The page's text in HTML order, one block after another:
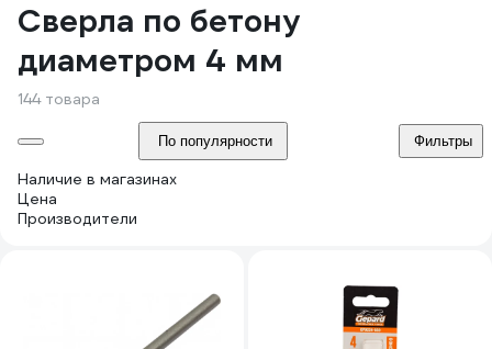
Сверла по бетону
диаметром 4 мм
144 товара
По популярности Фильтры
Наличие в магазинах
Цена
Производители